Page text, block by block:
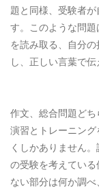
題と同様、受験者
す。このような問
を読み取る、自分
し、正しい言葉で
作文、総合問題どち
演習とトレーニン
くしかありません
の受験を考えてい
ない部分は何か調